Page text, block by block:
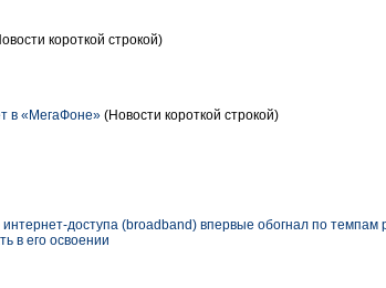
короткой строкой)
в «МегаФоне» (Новости короткой строкой)
доступа (broadband) впервые обогнал по темпам
в его освоении